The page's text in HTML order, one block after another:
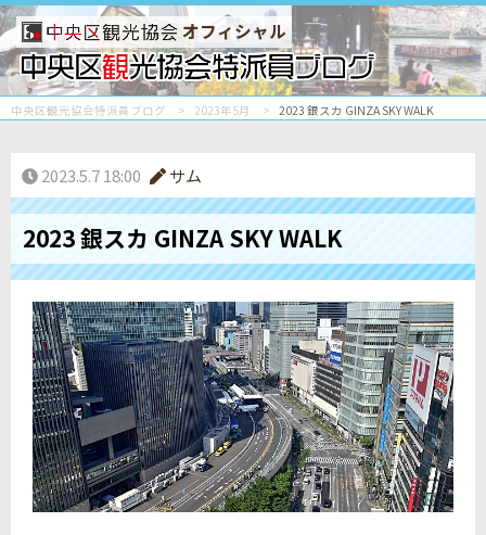
オフィシャル
中央区観光協会特派員ブログ 2023年5月 2023 銀スカ GINZA SKY WALK
2023.5.7 18:00 サム
2023 銀スカ GINZA SKY WALK